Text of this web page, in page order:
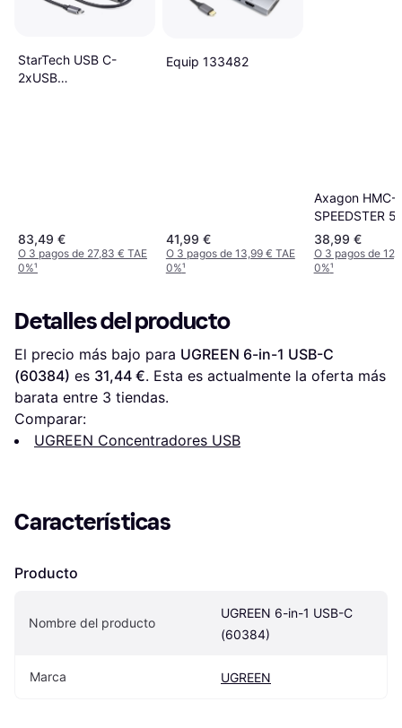
StarTech USB C-
2xUSB
83,49 €
O 3 pagos de 27,83 € TAE
0%¹
Equip 133482
41,99 €
O 3 pagos de 13,99 € TAE
0%¹
Axagon HMC-
SPEEDSTER
38,99 €
O 3 pagos de
0%¹
Detalles del producto
El precio más bajo para UGREEN 6-in-1 USB-C
(60384) es 31,44 €. Esta es actualmente la oferta más
barata entre 3 tiendas.
Comparar:
UGREEN Concentradores USB
Características
Producto
Nombre del producto
UGREEN 6-in-1 USB-C
(60384)
Marca UGREEN